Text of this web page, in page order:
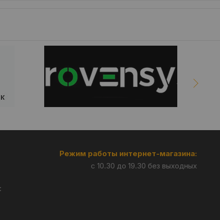
Режим работы интернет-магазина:
с 10.30 до 19.30 без выходных